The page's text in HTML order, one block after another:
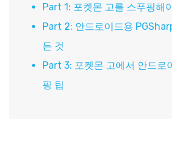
Part 1: 포켓몬 고를 스푸핑해
Part 2: 안드로이드용
든 것
Part 3: 포켓몬 고에서 안드로
핑 팁